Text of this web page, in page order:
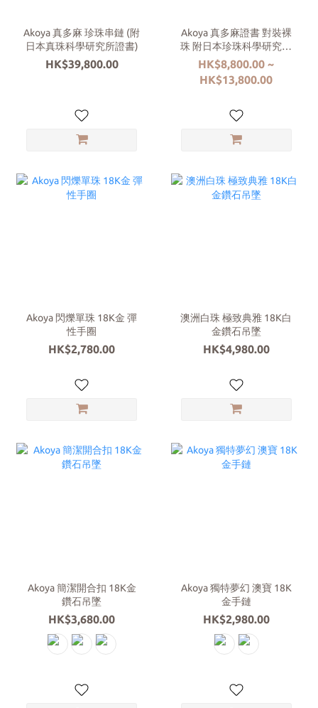
Akoya 真多麻 珍珠串鏈 (附
日本真珠科學研究所證書)
HK$39,800.00
Akoya 真多麻證書 對裝裸
珠 附日本珍珠科學研究所
(PSL) 鑑定證書
HK$8,800.00 ~
HK$13,800.00
Akoya 閃爍單珠 18K金 彈
性手圈
HK$2,780.00
澳洲白珠 極致典雅 18K白
金鑽石吊墜
HK$4,980.00
Akoya 簡潔開合扣 18K金
鑽石吊墜
HK$3,680.00
Akoya 獨特夢幻 澳寶 18K
金手鏈
HK$2,980.00